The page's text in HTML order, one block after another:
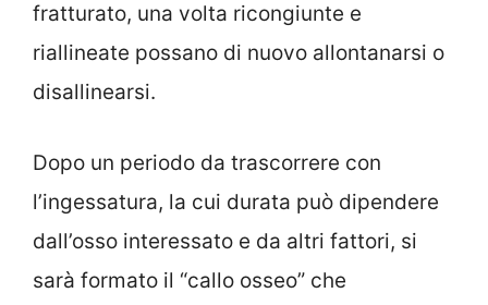
fratturato, una volta ricongiunte e
riallineate possano di nuovo allontanarsi o
disallinearsi.
Dopo un periodo da trascorrere con
l’ingessatura, la cui durata può dipendere
dall’osso interessato e da altri fattori, si
sarà formato il “callo osseo” che